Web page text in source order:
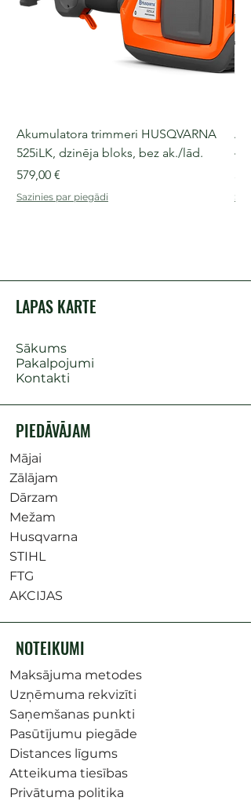
Akumulatora trimmeri HUSQVARNA
525iLK, dzinēja bloks, bez ak./lād.
Cena
579,00 €
Sazinies par piegādi
LAPAS KARTE
Sākums
Pakalpojumi
Kontakti
PIEDĀVĀJAM
Mājai
Zālājam
Dārzam
Mežam
Husqvarna
STIHL
FTG
AKCIJAS
NOTEIKUMI
Maksājuma metodes
Uzņēmuma rekvizīti
Saņemšanas punkti
Pasūtījumu piegāde
Distances līgums
Atteikuma tiesības
Privātuma politika